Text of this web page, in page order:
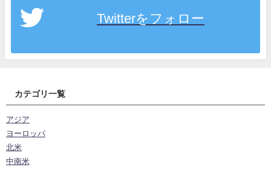
Twitterをフォロー
カテゴリ一覧
アジア
ヨーロッパ
北米
中南米